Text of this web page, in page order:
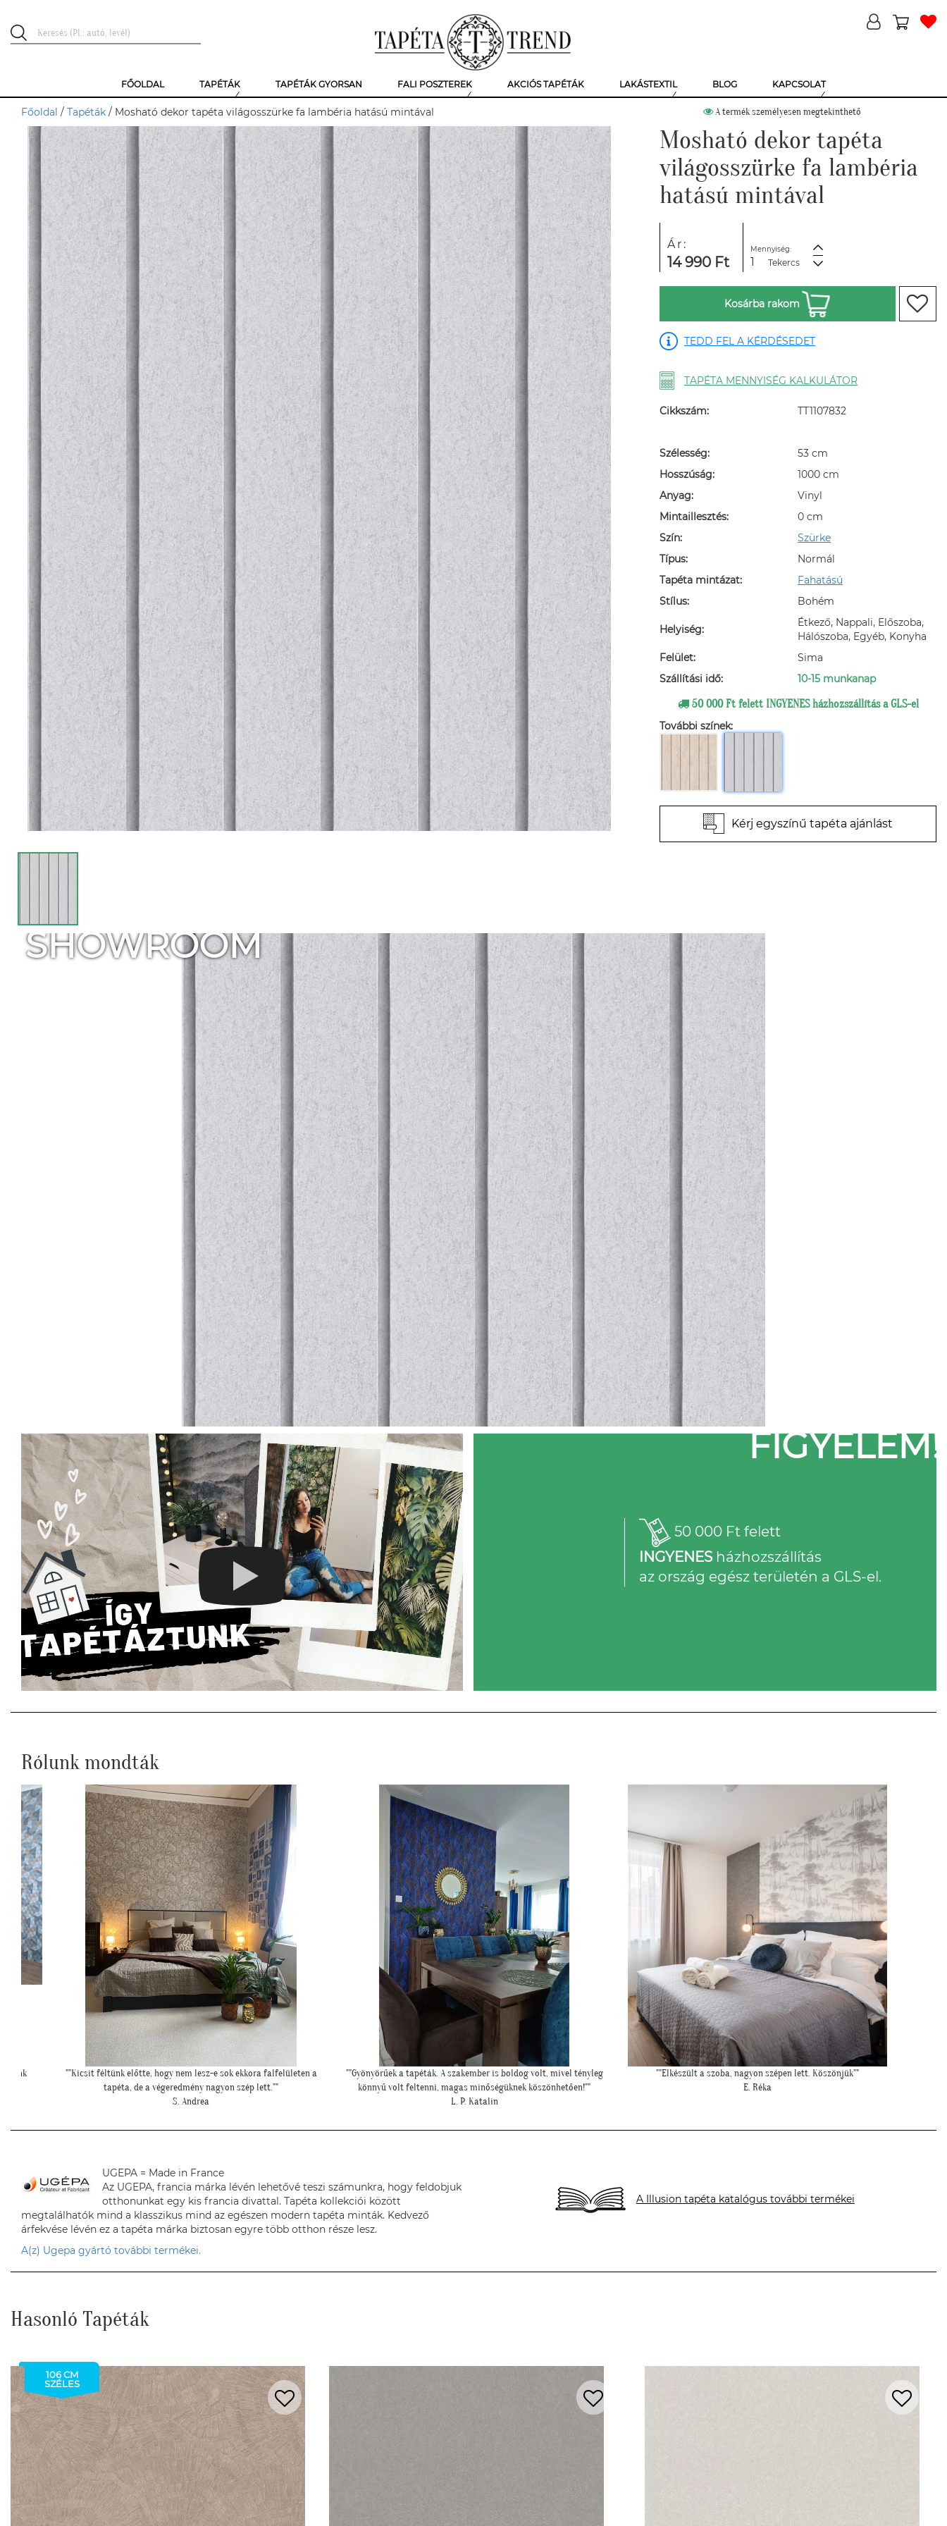
FŐOLDAL TAPÉTÁK TAPÉTÁK GYORSAN FALI POSZTEREK AKCIÓS TAPÉTÁK LAKÁSTEXTIL BLOG KAPCSOLAT
Főoldal / Tapéták / Mosható dekor tapéta világosszürke fa lambéria hatású mintával A termék személyesen megtekinthető
Mosható dekor tapéta
világosszürke fa lambéria
hatású mintával
Ár:
14 990 Ft
Mennyiség:
Tekercs
Kosárba rakom
TEDD FEL A KÉRDÉSEDET
TAPÉTA MENNYISÉG KALKULÁTOR
Cikkszám: TT1107832
Szélesség:
53 cm
Hosszúság:
1000 cm
Anyag:
Vinyl
Mintaillesztés:
0 cm
Szín:
Szürke
Típus:
Normál
Tapéta mintázat:
Fahatású
Stílus:
Bohém
Helyiség:
Étkező, Nappali, Előszoba,
Hálószoba, Egyéb, Konyha
Felület:
Sima
Szállítási idő:
10-15 munkanap
50 000 Ft felett INGYENES házhozszállítás a GLS-el
További színek:
Kérj egyszínű tapéta ajánlást
SHOWROOM
FIGYELEM!
50 000 Ft felett
INGYENESházhozszállítás
az ország egész területén a GLS-el.
Rólunk mondták
a
""Gyönyörűek a tapéták. A szakember is boldog volt, mivel tényleg
könnyű volt feltenni, magas minőségüknek köszönhetően!""
L. P. Katalin
""Elkészült a szoba, nagyon szépen lett. Köszönjük""
E. Réka
""Csatolok pár képet a dzsungeles sarokról!""
K. Laura
UGEPA = Made in France
Az UGEPA, francia márka lévén lehetővé teszi számunkra, hogy feldobjuk
otthonunkat egy kis francia divattal. Tapéta kollekciói között
megtalálhatók mind a klasszikus mind az egészen modern tapéta minták. Kedvező
árfekvése lévén ez a tapéta márka biztosan egyre több otthon része lesz.
A(z) Ugepa gyártó további termékei.
A Illusion tapéta katalógus további termékei
Hasonló Tapéták
106 CM
SZÉLES